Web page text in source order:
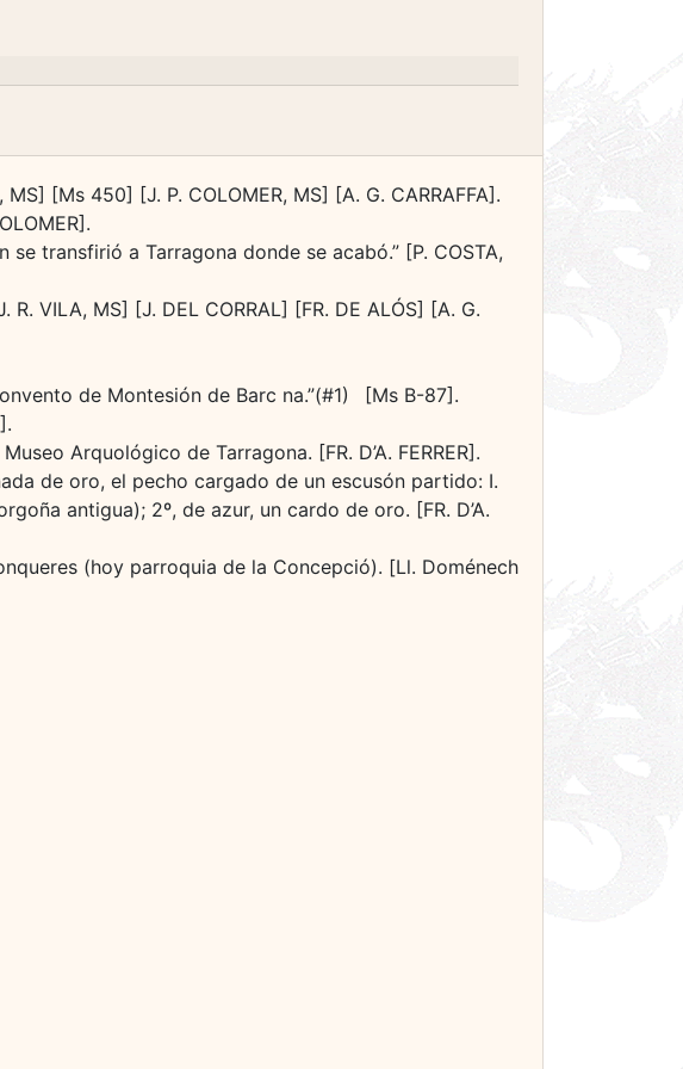
[Ms 450] [J. P. COLOMER, MS] [A. G. CARRAFFA].
transfirió a Tarragona donde se acabó.” [P. COSTA,
VILA, MS] [J. DEL CORRAL] [FR. DE ALÓS] [A. G.
de Montesión de Barc na.”(#1) [Ms B-87].
Arquológico de Tarragona. [FR. D’A. FERRER].
de oro, el pecho cargado de un escusón partido: I.
antigua); 2º, de azur, un cardo de oro. [FR. D’A.
(hoy parroquia de la Concepció). [Ll. Doménech